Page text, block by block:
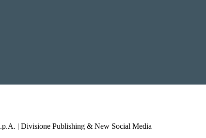
| Divisione Publishing & New Social Media